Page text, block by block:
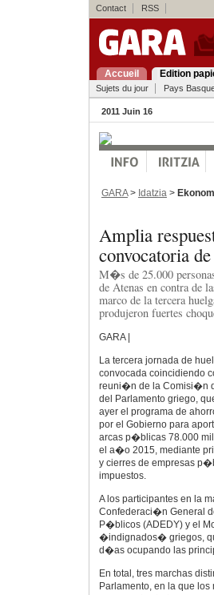
Contact RSS
Accueil Edition
Sujets du jour Pays
2011 Juin 16
GARA> Idatzia >
Amplia
convocatoria
M�s de 25.000
de Atenas en contra de
marco de la tercera
produjeron fuertes
GARA |
La tercera jornada de
convocada coincidiendo
reuni�n de la Comisi�n
del Parlamento griego,
ayer el programa de
por el Gobierno para
arcas p�blicas 78.000
el a�o 2015, mediante
y cierres de empresas
impuestos.
A los participantes en la
Confederaci�n General
P�blicos (ADEDY) y el
�indignados� griegos,
d�as ocupando las
En total, tres marchas
Parlamento, en la que